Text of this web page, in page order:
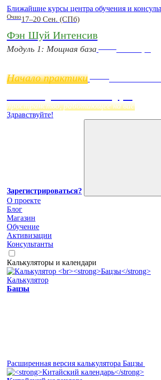
Ближайшие курсы центра обучения и
Очно17–20 Сен. (СПб)
Фэн Шуй Интенсив
Модуль 1: Мощная база
Начало практики
пространство, работающее на вас
Здравствуйте!
Зарегистрироваться?
О проекте
Блог
Магазин
Обучение
Активизации
Консультанты
Калькуляторы и календари
Калькулятор
Бацзы
Расширенная версия калькулятора Бацзы